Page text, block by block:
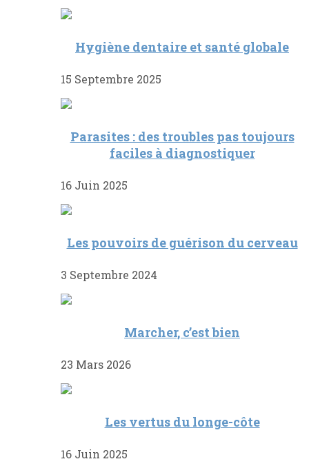
Hygiène dentaire et santé globale
15 Septembre 2025
Parasites : des troubles pas toujours
faciles à diagnostiquer
16 Juin 2025
Les pouvoirs de guérison du cerveau
3 Septembre 2024
Marcher, c’est bien
23 Mars 2026
Les vertus du longe-côte
16 Juin 2025